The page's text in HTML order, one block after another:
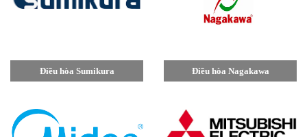
Điều hòa Sumikura Điều hòa Nagakawa